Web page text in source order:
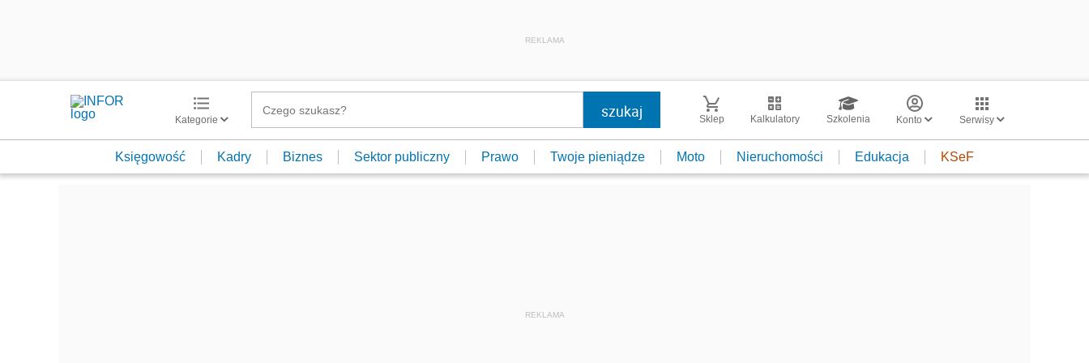
REKLAMA
Kategorie Sklep Kalkulatory Szkolenia Konto Serwisy
Księgowość Kadry Biznes Sektor publiczny Prawo Twoje pieniądze Moto Nieruchomości Edukacja KSeF